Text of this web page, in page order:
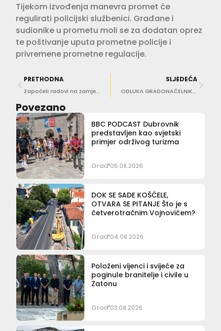
Tijekom izvođenja manevra promet će
regulirati policijski službenici. Građane i
sudionike u prometu moli se za dodatan oprez
te poštivanje uputa prometne policije i
privremene prometne regulacije.
PRETHODNA
Započeli radovi na zamjeni ograde ‘Dubrovačko sunce’ na Boninovu
SLJEDEĆA
ODLUKA GRADONAČELNIKA I dubrovački ugostitelji moći će raditi duže tijekom utakmica Vatrenih
Povezano
BBC PODCAST Dubrovnik
predstavljen kao svjetski
primjer održivog turizma
Grad 05.08.2026
DOK SE SADE KOŠĆELE,
OTVARA SE PITANJE Što je s
četverotračnim Vojnovićem?
Grad 04.08.2026
Položeni vijenci i svijeće za
poginule branitelje i civile u
Zatonu
Grad 03.08.2026